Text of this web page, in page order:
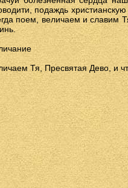
подаждь
поем, величаем и славим
Тя, Пресвятая Дево, и